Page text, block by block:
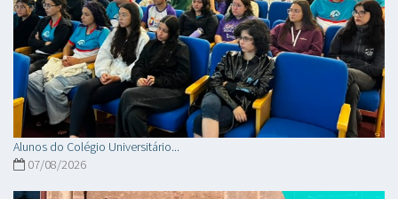
Alunos do Colégio Universitário...
07/08/2026